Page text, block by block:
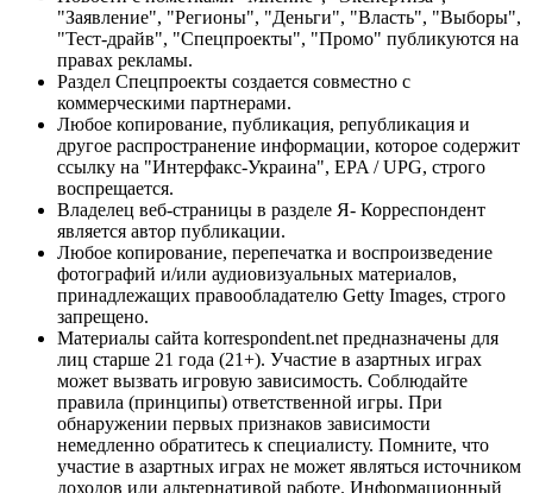
"Заявление", "Регионы", "Деньги", "Власть", "Выборы",
"Тест-драйв", "Спецпроекты", "Промо" публикуются на
правах рекламы.
Раздел Спецпроекты создается совместно с
коммерческими партнерами.
Любое копирование, публикация, републикация и
другое распространение информации, которое содержит
ссылку на "Интерфакс-Украина", EPA / UPG, строго
воспрещается.
Владелец веб-страницы в разделе Я- Корреспондент
является автор публикации.
Любое копирование, перепечатка и воспроизведение
фотографий и/или аудиовизуальных материалов,
принадлежащих правообладателю Getty Images, строго
запрещено.
Материалы сайта korrespondent.net предназначены для
лиц старше 21 года (21+). Участие в азартных играх
может вызвать игровую зависимость. Соблюдайте
правила (принципы) ответственной игры. При
обнаружении первых признаков зависимости
немедленно обратитесь к специалисту. Помните, что
участие в азартных играх не может являться источником
доходов или альтернативой работе. Информационный